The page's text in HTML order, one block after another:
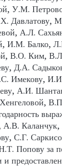
У.М.
Давлатову,
А.Л.
И.М. Балко,
В.О. Ким, В.Л.
Д.А.
Имекову,
А.И.
А.В.
С.Г.
Попову за
и